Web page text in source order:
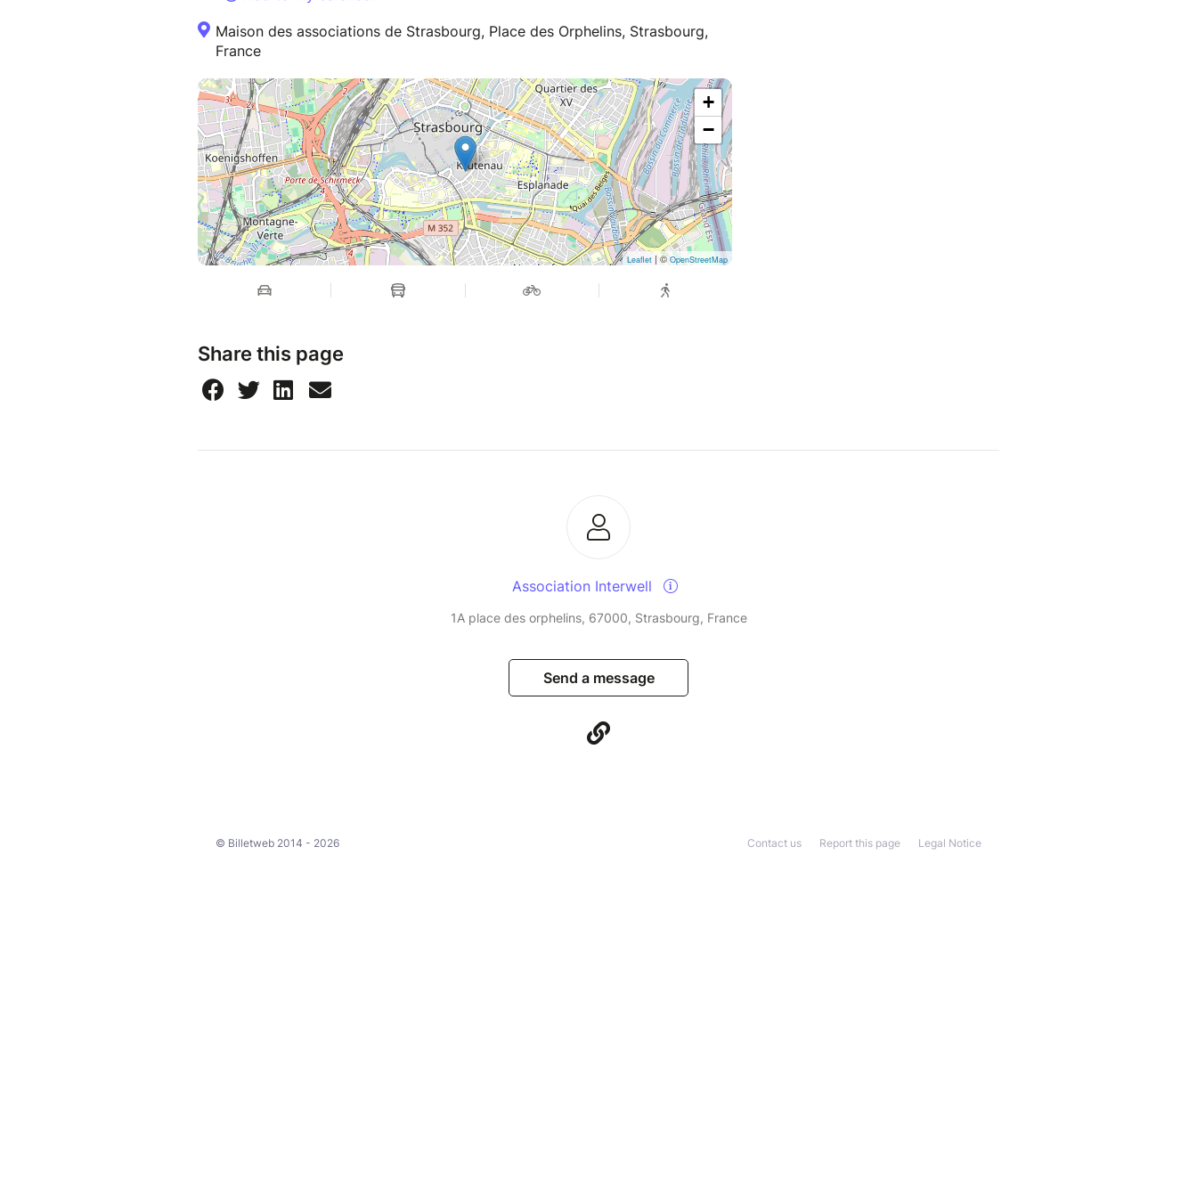
Maison des associations de Strasbourg, Place des Orphelins, Strasbourg,
France
+
−
Leaflet | ©OpenStreetMap
Share this page
Association Interwell
1A place des orphelins, 67000, Strasbourg, France
Send a message
© Billetweb 2014 - 2026 Legal Notice
Report this page
Contact us